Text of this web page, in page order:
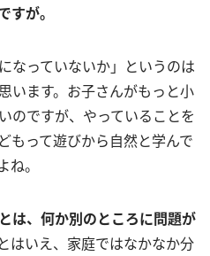
すが。
なっていないか」というのは
います。お子さんがもっと小
のですが、やっていることを
もって遊びから自然と学んで
。
は、何か別のところに問題が
とはいえ、家庭ではなかなか分